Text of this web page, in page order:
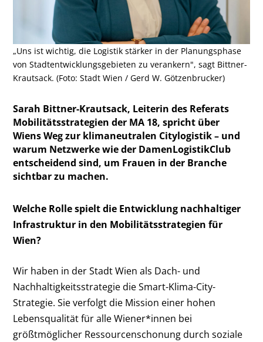
„Uns ist wichtig, die Logistik stärker in der Planungsphase
von Stadtentwicklungsgebieten zu verankern", sagt Bittner-
Krautsack. (Foto: Stadt Wien / Gerd W. Götzenbrucker)
Sarah Bittner-Krautsack, Leiterin des Referats
Mobilitätsstrategien der MA 18, spricht über
Wiens Weg zur klimaneutralen Citylogistik – und
warum Netzwerke wie der DamenLogistikClub
entscheidend sind, um Frauen in der Branche
sichtbar zu machen.
Welche Rolle spielt die Entwicklung nachhaltiger
Infrastruktur in den Mobilitätsstrategien für
Wien?
Wir haben in der Stadt Wien als Dach- und
Nachhaltigkeitsstrategie die Smart-Klima-City-
Strategie. Sie verfolgt die Mission einer hohen
Lebensqualität für alle Wiener*innen bei
größtmöglicher Ressourcenschonung durch soziale